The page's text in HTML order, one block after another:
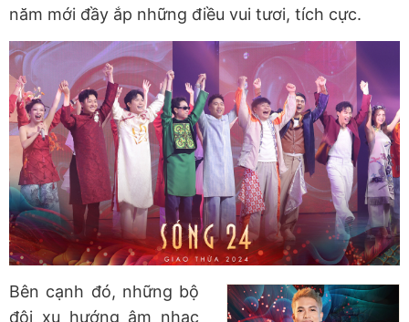
năm mới đầy ắp những điều vui tươi, tích cực.
Bên cạnh đó, những bộ
đôi xu hướng âm nhạc